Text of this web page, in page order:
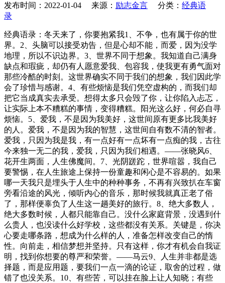
发布时间：2022-01-04 来源： 励志金言 分类： 经典语
录
经典语录：冬天来了，你要抱紧我1、不争，也有属于你的世
界。2、头脑可以接受劝告，但是心却不能，而爱，因为没学
地理，所以不识边界。3、世界不同于想象。我知道自己满身
缺点和瑕疵，却仍有人愿意爱我、包容我，使我更有勇气面对
那些冷酷的时刻。这世界确实不同于我们的想象，我们因此学
会了珍惜与感谢。4、有些烦恼是我们凭空虚构的，而我们却
把它当成真实去承受。想得太多只会毁了你，让你陷入忐忑，
让实际上本不糟糕的事情，变得糟糕。阳光这么好，何必自寻
烦恼。5、爱我，不是因为我美好，这世间原有更多比我美好
的人。爱我，不是因为我的智慧，这世间自有数不清的智者。
爱我，只因为我是我，有一点好有一点坏有一点痴的我，古往
今来独一无二的我，爱我，只因为我们相遇。——张晓风6、
花开生两面，人生佛魔间。7、光阴蹉跎，世界喧嚣，我自己
要警惕，在人生旅途上保持一份童趣和闲心是不容易的。如果
哪一天我只是埋头于人生中的种种事务，不再有兴致扒在车窗
旁看沿途的风光，倾听内心的音乐，那时候我就真正老了俗
了，那样便辜负了人生这一趟美好的旅行。8、绝大多数人，
绝大多数时候，人都只能靠自己。没什么家庭背景，没遇到什
么贵人，也没读什么好学校，这些都没有关系。关键是，你决
心要走哪条路，想成为什么样的人，准备怎样改变自己的惰
性。向前走，相信梦想并坚持。只有这样，你才有机会自我证
明，找到你想要的尊严和荣誉。——马云9、人生并非都是选
择题，而是应用题，要我们一点一滴的论证，取舍的过程，做
错了也没关系。10、有些苦，可以挂在脸上让人知晓；有些